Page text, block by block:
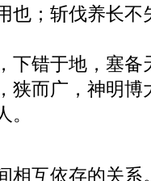
也；斩伐养长不
下错于地，塞备
狭而广，神明
相互依存的关系